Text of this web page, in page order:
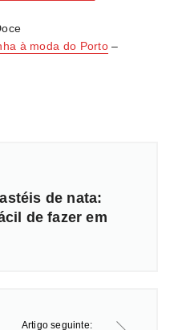
à moda do Porto –
de nata:
de fazer em
Artigo seguinte: